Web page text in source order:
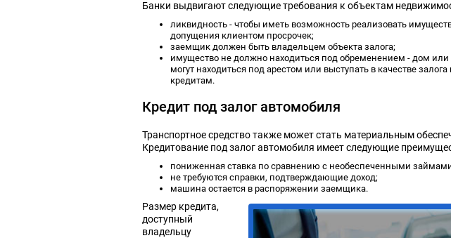
Банки выдвигают следующие требования к объектам
ликвидность - чтобы иметь возможность реализовать
допущения клиентом просрочек;
заемщик должен быть владельцем объекта залога;
имущество не должно находиться под обременением - дом или
могут находиться под арестом или выступать в качестве залога
кредитам.
Кредит под залог автомобиля
Транспортное средство также может стать материальным
Кредитование под залог автомобиля имеет следующие
пониженная ставка по сравнению с необеспеченными
не требуются справки, подтверждающие доход;
машина остается в распоряжении заемщика.
Размер кредита,
доступный
владельцу